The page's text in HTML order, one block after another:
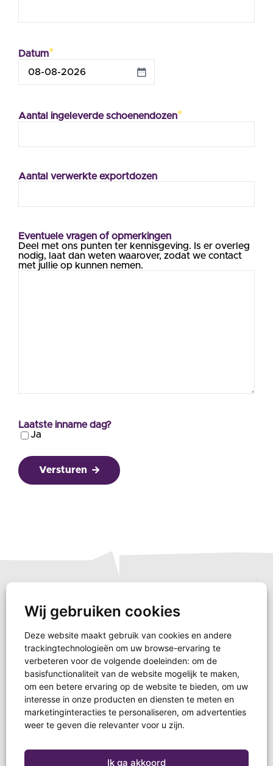
Wij gebruiken cookies
Deze website maakt gebruik van cookies en andere
trackingtechnologieën om uw browse-ervaring te
verbeteren voor de volgende doeleinden: om de
basisfunctionaliteit van de website mogelijk te maken,
om een betere ervaring op de website te bieden, om uw
interesse in onze producten en diensten te meten en
marketinginteracties te personaliseren, om advertenties
weer te geven die relevanter voor u zijn.
Ik ga akkoord
Datum*
DD
JJJJ
Aantal ingeleverde schoenendozen*
Aantal verwerkte exportdozen
Eventuele vragen of opmerkingen
Deel met ons punten ter kennisgeving. Is er overleg
nodig, laat dan weten waarover, zodat we contact
met jullie op kunnen nemen.
Laatste inname dag?
Ja
Versturen
Schoenendoosactie
Postbus 267
3850 AG Ermelo
T +31 (0)85 4844618
NL83 INGB 0000 3342 43